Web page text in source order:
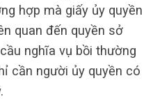
hợp mà giấy ủy quyền
quan đến quyền sở
nghĩa vụ bồi thường
cần người ủy quyền có